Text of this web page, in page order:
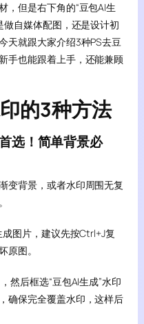
，但是右下角的“豆包AI生
做自媒体配图，还是设计初
天就跟大家介绍3种PS去豆
手也能跟着上手，还能兼顾
的3种方法
选！简单背景必
变背景，或者水印周围无复
图片，建议先按Ctrl+J复
原图。
，然后框选“豆包AI生成”水印
确保完全覆盖水印，这样后